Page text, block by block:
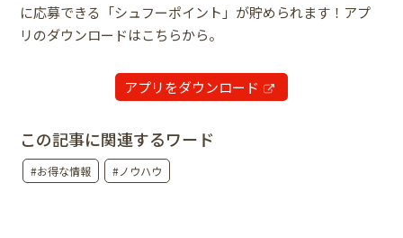
に応募できる「シュフーポイント」が貯められます！アプ
リのダウンロードはこちらから。
アプリをダウンロード
この記事に関連するワード
#お得な情報 #ノウハウ